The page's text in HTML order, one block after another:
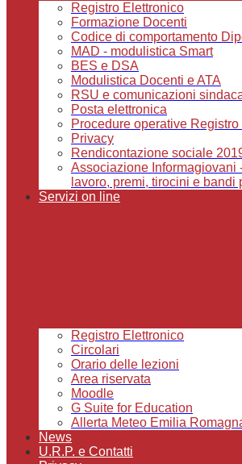
Registro Elettronico
Formazione Docenti
Codice di comportamento
MAD - modulistica Smart
BES e DSA
Modulistica Docenti e ATA
RSU e comunicazioni
Posta elettronica
Procedure operative
Privacy
Rendicontazione sociale
Associazione Informagiovani
lavoro, premi, tirocini e bandi
Servizi on line
Registro Elettronico
Circolari
Orario delle lezioni
Area riservata
Moodle
G Suite for Education
Allerta Meteo Emilia
News
U.R.P. e Contatti